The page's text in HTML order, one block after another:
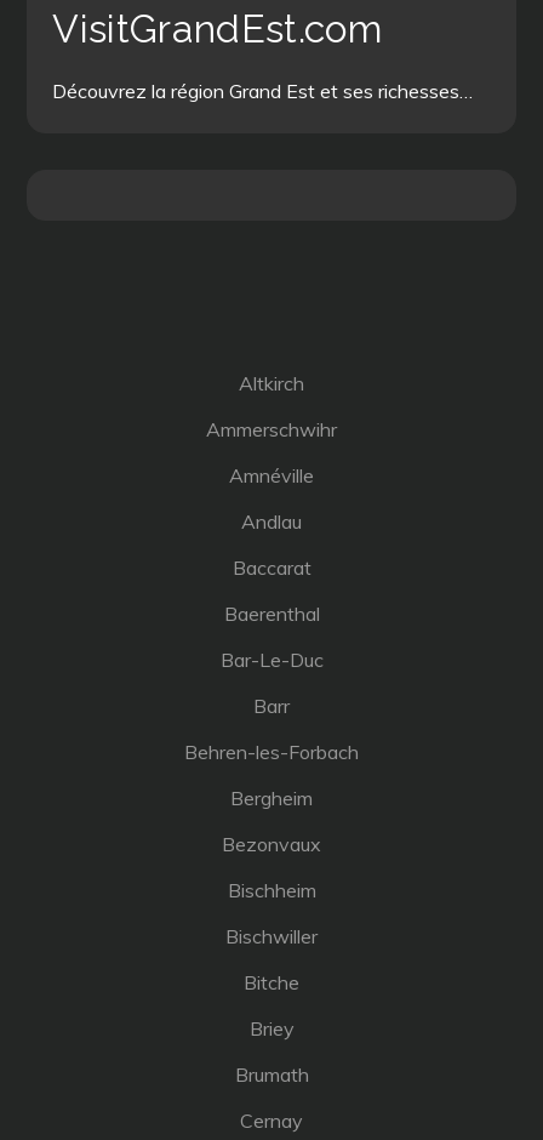
VisitGrandEst.com
Découvrez la région Grand Est et ses richesses…
Altkirch
Ammerschwihr
Amnéville
Andlau
Baccarat
Baerenthal
Bar-Le-Duc
Barr
Behren-les-Forbach
Bergheim
Bezonvaux
Bischheim
Bischwiller
Bitche
Briey
Brumath
Cernay